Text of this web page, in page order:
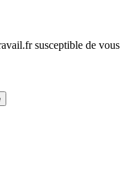
susceptible de vous